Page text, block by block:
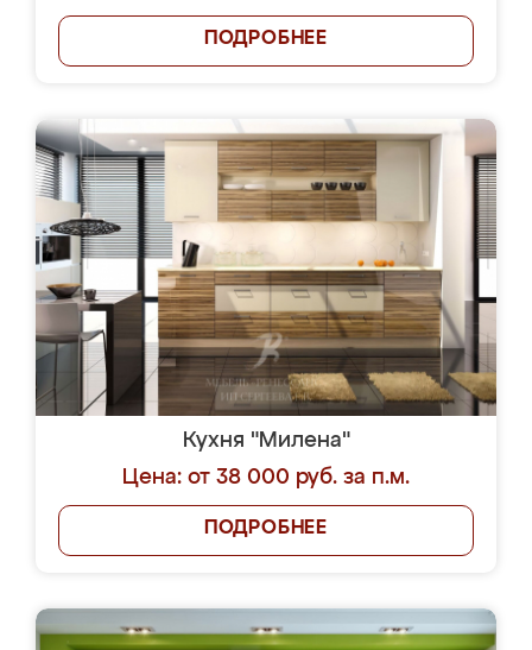
ПОДРОБНЕЕ
Кухня "Милена"
Цена: от 38 000 руб. за п.м.
ПОДРОБНЕЕ